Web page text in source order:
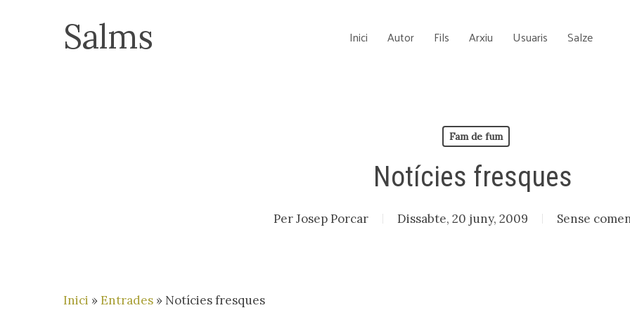
Salms Inici Autor Fils Arxiu Usuaris Salze
Fam de fum
Notícies fresques
Per Josep Porcar Dissabte, 20 juny, 2009 Sense
Inici »Entrades » Notícies fresques